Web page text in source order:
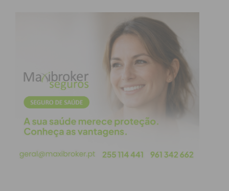
Assine nossa newsletter por e-mail e
obtenha de forma regular a informação
atualizada.
Eu li e concordo com ostermos e
condições